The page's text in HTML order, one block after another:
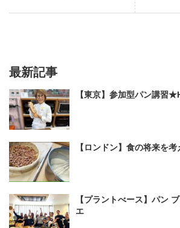
最新記事
【東京】参加型パン講習
【ロンドン】食の将来を
【プラントべース】パン
エ